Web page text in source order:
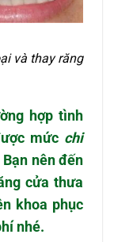
và thay răng
hợp tình
mức chi
nên đến
cửa thưa
khoa phục
nhé.